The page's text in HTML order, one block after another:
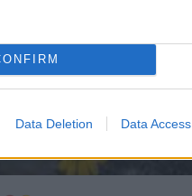
Data Deletion Data Access